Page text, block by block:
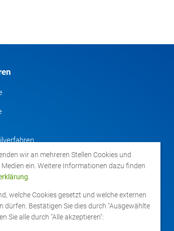
wir an mehreren Stellen Cookies und
ein. Weitere Informationen dazu finden
welche Cookies gesetzt und welche externen
dürfen. Bestätigen Sie dies durch "Ausgewählte
Sie alle durch "Alle akzeptieren":